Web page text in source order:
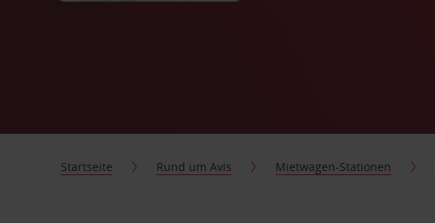
Startseite Rund um Avis Mietwagen-Stationen